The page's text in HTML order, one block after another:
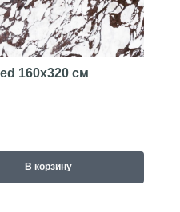
160x320 см
В корзину